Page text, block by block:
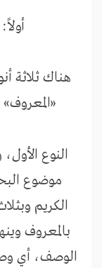
هناك ثلاثة
«المعروف»
النوع
موضوع
الكريم
الوصف، أي